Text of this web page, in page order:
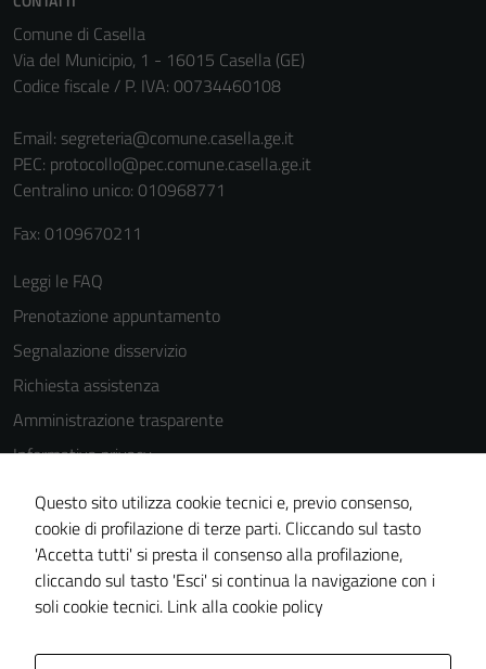
Comune di Casella
Via del Municipio, 1 - 16015 Casella (GE)
Codice fiscale / P. IVA: 00734460108
Email: segreteria@comune.casella.ge.it
PEC: protocollo@pec.comune.casella.ge.it
Centralino unico: 010968771
Fax: 0109670211
Leggi le FAQ
Prenotazione appuntamento
Segnalazione disservizio
Richiesta assistenza
Amministrazione trasparente
Informativa privacy
Cookie Policy
Note legali
Dichiarazione di accessibilità
Piano di miglioramento del sito
Questo sito utilizza cookie tecnici e, previo consenso,
cookie di profilazione di terze parti. Cliccando sul tasto
'Accetta tutti' si presta il consenso alla profilazione,
cliccando sul tasto 'Esci' si continua la navigazione con i
soli cookie tecnici. Link alla cookie policy
non raccolgono
informazioni
possono
utilizzati
anche per la
profilazione.
La
disabilitazione